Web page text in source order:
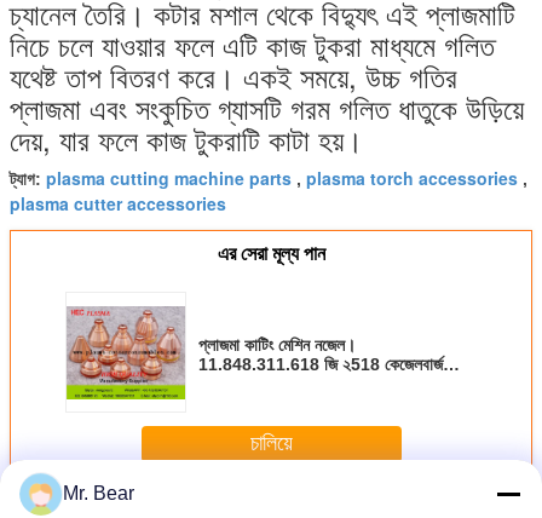
চ্যানেল তৈরি। কটার মশাল থেকে বিদ্যুৎ এই প্লাজমাটি
নিচে চলে যাওয়ার ফলে এটি কাজ টুকরা মাধ্যমে গলিত
যথেষ্ট তাপ বিতরণ করে। একই সময়ে, উচ্চ গতির
প্লাজমা এবং সংকুচিত গ্যাসটি গরম গলিত ধাতুকে উড়িয়ে
দেয়, যার ফলে কাজ টুকরাটি কাটা হয়।
ট্যাগ: plasma cutting machine parts , plasma torch accessories ,
plasma cutter accessories
এর সেরা মূল্য পান
প্লাজমা কাটিং মেশিন নজেল।
11.848.311.618 জি ২518 কেজেলবার্জ
চালিয়ে
অধিকম্যাক্সপ্রো 200 উপভোগযোগ্য bles
Mr. Bear